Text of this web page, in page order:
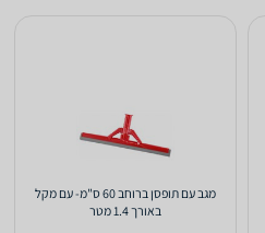
מגב עם תופסן ברוחב 60 ס"מ- עם מקל
באורך 1.4 מטר